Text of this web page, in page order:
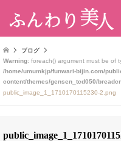
ブログ
Warning: foreach() argument must be of
/home/umumkjp/funwari-bijin.com/
content/themes/gensen_tcd050/
public_image_1_1710170115230-2.png